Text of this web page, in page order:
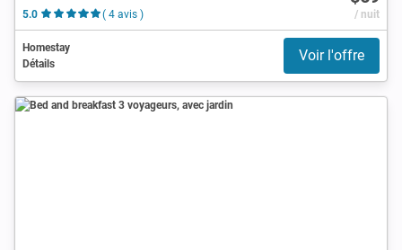
5.0
( 4 avis ) / nuit
Homestay
Détails
Voir l'offre